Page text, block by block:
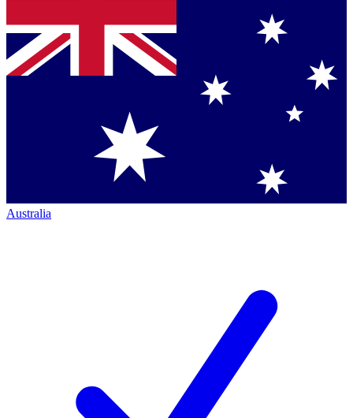
Australia